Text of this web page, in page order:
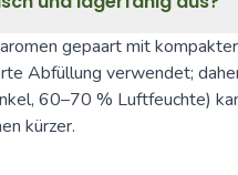
gepaart mit
Abfüllung verwendet;
60–70 % Luftfeuchte)
kürzer.